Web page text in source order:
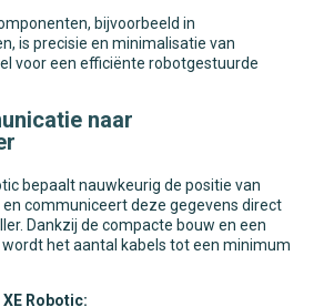
bijvoorbeeld in
is precisie en minimalisatie van
voor een efficiënte robotgestuurde
naar
bepaalt nauwkeurig de positie van
communiceert deze gegevens direct
Dankzij de compacte bouw en een
het aantal kabels tot een minimum
Robotic: